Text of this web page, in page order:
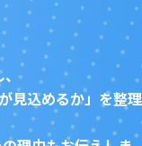
、
見込めるか」を整理